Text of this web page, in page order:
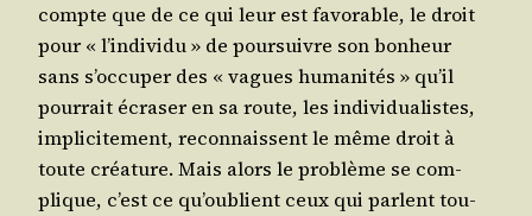
compte que de ce qui leur est favo­rable, le droit
pour « l’in­di­vi­du » de pour­suivre son bon­heur
sans s’oc­cu­per des « vagues huma­ni­tés » qu’il
pour­rait écra­ser en sa route, les indi­vi­dua­listes,
impli­ci­te­ment, recon­naissent le même droit à
toute créa­ture. Mais alors le pro­blème se com­
plique, c’est ce qu’ou­blient ceux qui parlent tou­